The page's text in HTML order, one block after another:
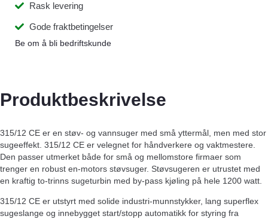
Rask levering
Gode fraktbetingelser
Be om å bli bedriftskunde
Produktbeskrivelse
315/12 CE er en støv- og vannsuger med små yttermål, men med stor
sugeeffekt. 315/12 CE er velegnet for håndverkere og vaktmestere.
Den passer utmerket både for små og mellomstore firmaer som
trenger en robust en-motors støvsuger. Støvsugeren er utrustet med
en kraftig to-trinns sugeturbin med by-pass kjøling på hele 1200 watt.
315/12 CE er utstyrt med solide industri-munnstykker, lang superflex
sugeslange og innebygget start/stopp automatikk for styring fra